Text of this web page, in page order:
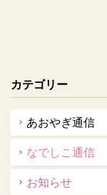
カテゴリー
あおやぎ通信
なでしこ通信
お知らせ